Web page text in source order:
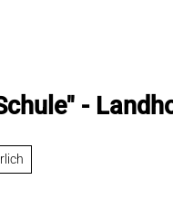
-